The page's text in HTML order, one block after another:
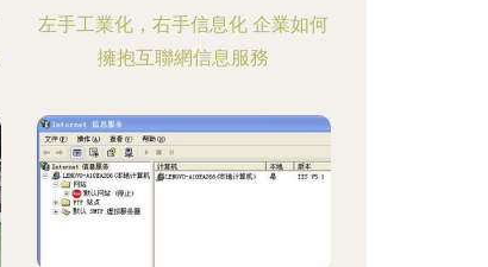
左手工業化，右手信息化 企業如何
擁抱互聯網信息服務